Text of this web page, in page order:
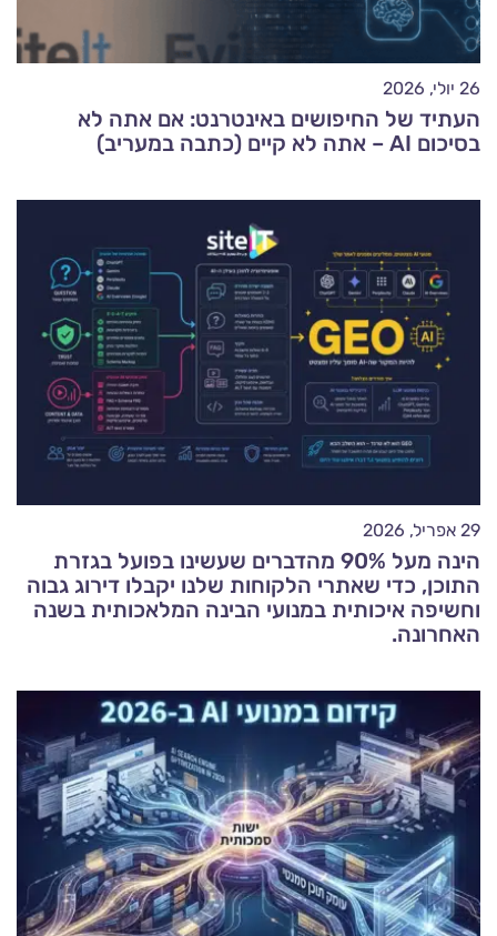
26 יולי, 2026
העתיד של החיפושים באינטרנט: אם אתה לא
בסיכום AI – אתה לא קיים (כתבה במעריב)
29 אפריל, 2026
הינה מעל 90% מהדברים שעשינו בפועל בגזרת
התוכן, כדי שאתרי הלקוחות שלנו יקבלו דירוג גבוה
וחשיפה איכותית במנועי הבינה המלאכותית בשנה
האחרונה.